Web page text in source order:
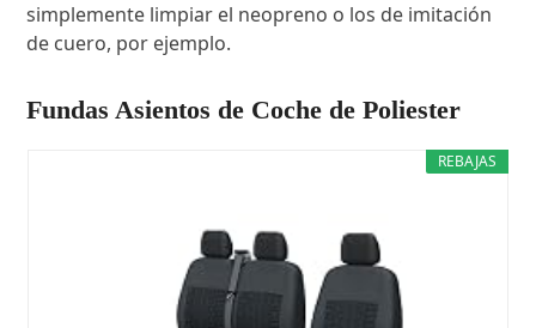
simplemente limpiar el neopreno o los de imitación
de cuero, por ejemplo.
Fundas Asientos de Coche de Poliester
REBAJAS